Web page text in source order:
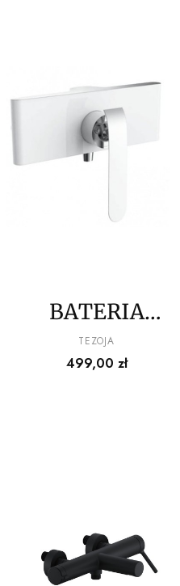
BATERIA
PRYSZNICOWA
VELDMAN WHITE
PRODUCENT
TEZOJA
Cena
499,00 zł